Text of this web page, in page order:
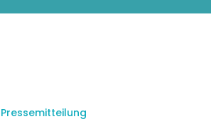
Pressemitteilung